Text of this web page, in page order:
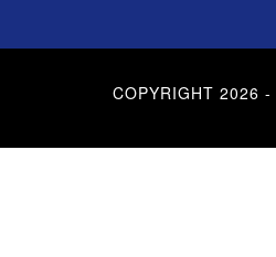
COPYRIGHT 2026 -